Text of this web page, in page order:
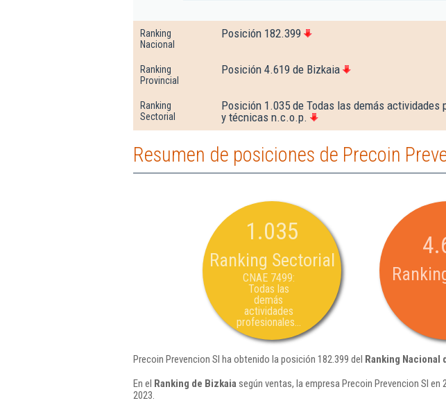
Ranking
Nacional
Posición 182.399
Ranking
Provincial
Posición 4.619 de Bizkaia
Ranking
Sectorial
Posición 1.035 de Todas las demás
y técnicas n.c.o.p.
Resumen de posiciones de Precoin
1.035
Ranking Sectorial
CNAE 7499:
Todas las
demás
actividades
profesionales...
Precoin Prevencion Sl ha obtenido la posición 182.399 del Ranking Nacional
En el Ranking de Bizkaia según ventas, la empresa Precoin Prevencion Sl
2023.